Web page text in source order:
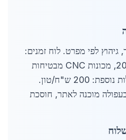
גיהוץ לפי מפרט. לוח זמנים:
ימים 2-3. בשנת 2026, מכונות CNC מבטיחות
דיוק של 0.1 מ"מ. עלות נוספת: 200 ש"ח/טון.
מוכנה לאתר, חוסכת